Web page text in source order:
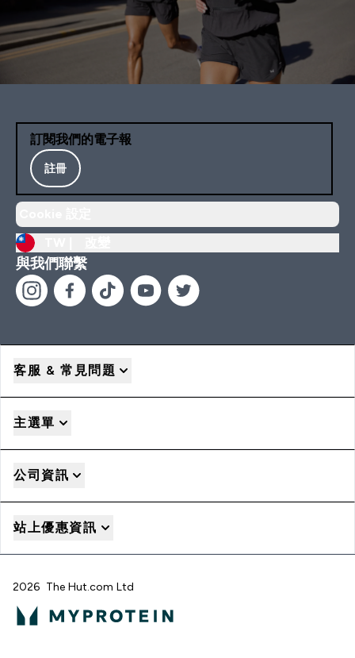
訂閱我們的電子報
註冊
與我們聯繫
客服 & 常見問題
主選單
公司資訊
站上優惠資訊
2026 The Hut.com Ltd